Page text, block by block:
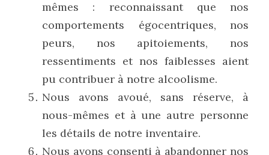
mêmes : reconnaissant que nos
comportements égocentriques, nos
peurs, nos apitoiements, nos
ressentiments et nos faiblesses aient
pu contribuer à notre alcoolisme.
Nous avons avoué, sans réserve, à
nous-mêmes et à une autre personne
les détails de notre inventaire.
Nous avons consenti à abandonner nos